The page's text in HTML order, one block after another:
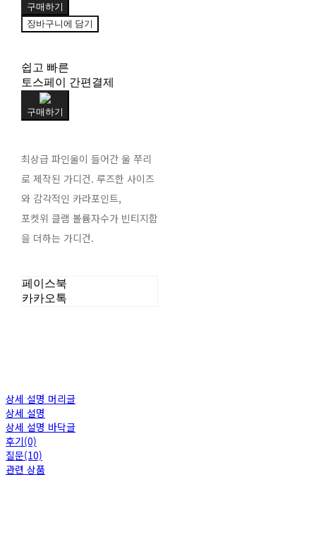
구매하기
장바구니에 담기
쉽고 빠른
토스페이 간편결제
구매하기
최상급 파인울이 들어간 울 쭈리
로 제작된 가디건. 루즈한 사이즈
와 감각적인 카라포인트,
포켓위 클램 볼륨자수가 빈티지함
을 더하는 가디건.
페이스북
카카오톡
상세 설명 머리글
상세 설명
상세 설명 바닥글
후기(0)
질문(10)
관련 상품